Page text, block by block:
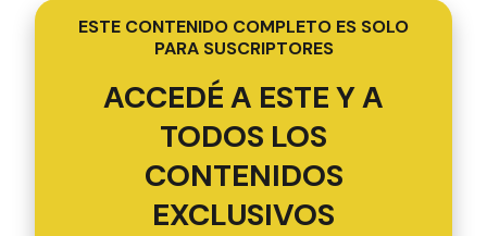
ESTE CONTENIDO COMPLETO ES SOLO
PARA SUSCRIPTORES
ACCEDÉ A ESTE Y A
TODOS LOS
CONTENIDOS
EXCLUSIVOS